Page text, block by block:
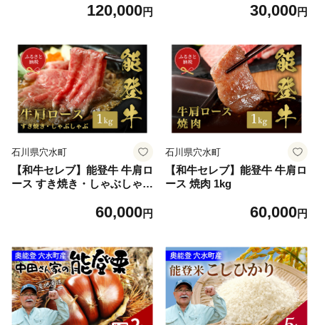
ふぐ いか 醤油干し 汐干し み
鰯 鯵 干物セット
120,000円 30,000円
石川県穴水町
【和牛セレブ】能登牛 牛肩ロ
ース すき焼き・しゃぶしゃぶ
60,000円
石川県穴水町
【和牛セレブ】能登牛 牛肩ロ
ース 焼肉 1kg
60,000円